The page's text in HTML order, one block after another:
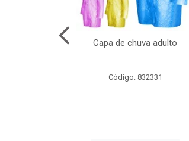
Capa de chuva adulto
Código: 832331